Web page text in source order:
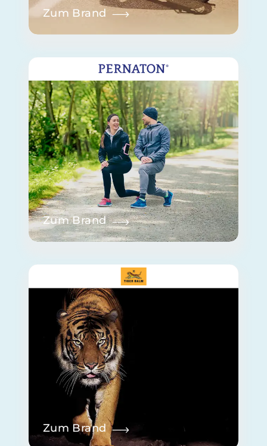
Zum Brand
Zum Brand
Zum Brand